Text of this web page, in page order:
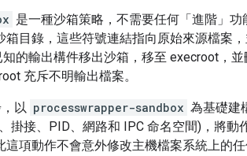
是一種沙箱策略，不需要任何「進階」
箱目錄，這些符號連結指向原始來源檔案
的輸出構件移出沙箱，移至 execroot，
充斥不明輸出檔案。
以 processwrapper-sandbox 為基礎建
掛接、PID、網路和 IPC 命名空間)，將
這項動作不會意外修改主機檔案系統上的